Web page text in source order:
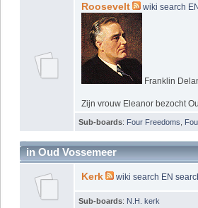
Roosevelt wiki search
Franklin
Zijn vrouw Eleanor bezocht
Sub-boards: Four Freedoms
in Oud Vossemeer
Kerk wiki search EN
Sub-boards: N.H. kerk